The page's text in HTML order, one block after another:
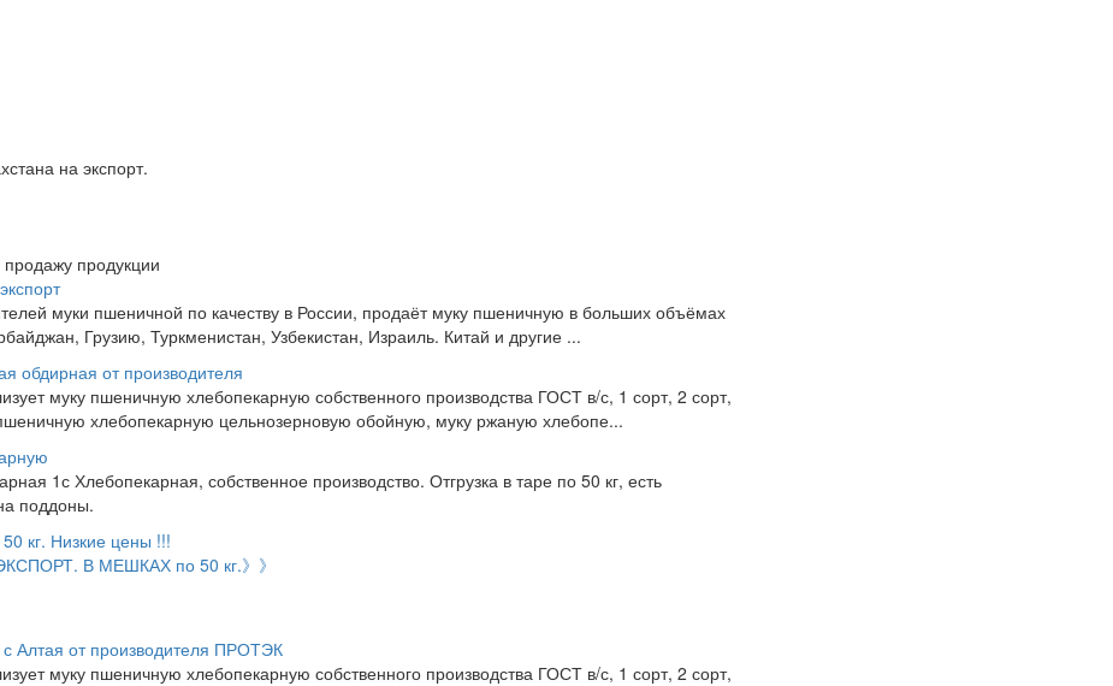
на экспорт.
продукции
муки пшеничной по качеству в России, продаёт муку пшеничную в больших объёмах
Грузию, Туркменистан, Узбекистан, Израиль. Китай и другие ...
обдирная от производителя
муку пшеничную хлебопекарную собственного производства ГОСТ в/с, 1 сорт, 2 сорт,
хлебопекарную цельнозерновую обойную, муку ржаную хлебопе...
1с Хлебопекарная, собственное производство. Отгрузка в таре по 50 кг, есть
поддоны.
кг. Низкие цены !!!
В МЕШКАХ по 50 кг.》》
Алтая от производителя ПРОТЭК
муку пшеничную хлебопекарную собственного производства ГОСТ в/с, 1 сорт, 2 сорт,